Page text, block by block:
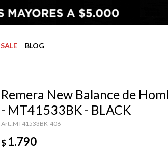
SALE BLOG
Remera New Balance de
- MT41533BK - BLACK
MT41533BK-406
$ 1.790